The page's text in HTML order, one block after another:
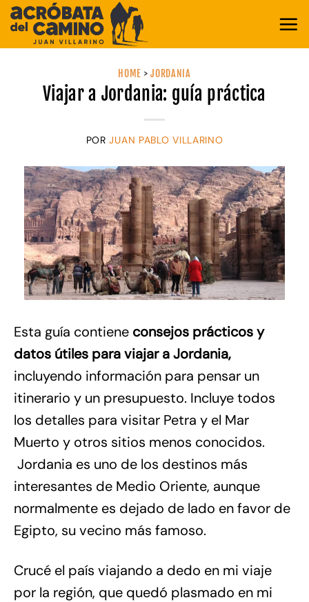
Saltar
contenido
HOME >JORDANIA
Viajar a Jordania: guía práctica
PORJUAN PABLO VILLARINO
Esta guía contiene consejos prácticos y
datos útiles para viajar a Jordania,
incluyendo información para pensar un
itinerario y un presupuesto. Incluye todos
los detalles para visitar Petra y el Mar
Muerto y otros sitios menos conocidos.
Jordania es uno de los destinos más
interesantes de Medio Oriente, aunque
normalmente es dejado de lado en favor de
Egipto, su vecino más famoso.
Crucé el país viajando a dedo en mi viaje
por la región, que quedó plasmado en mi